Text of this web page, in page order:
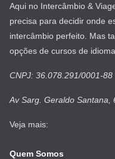
Aqui no Intercâmbio &
precisa para decidir onde
intercâmbio perfeito. Mas
opções de cursos de
CNPJ: 36.078.291/0001-88
Av Sarg. Geraldo Santana,
Veja mais:
Quem Somos